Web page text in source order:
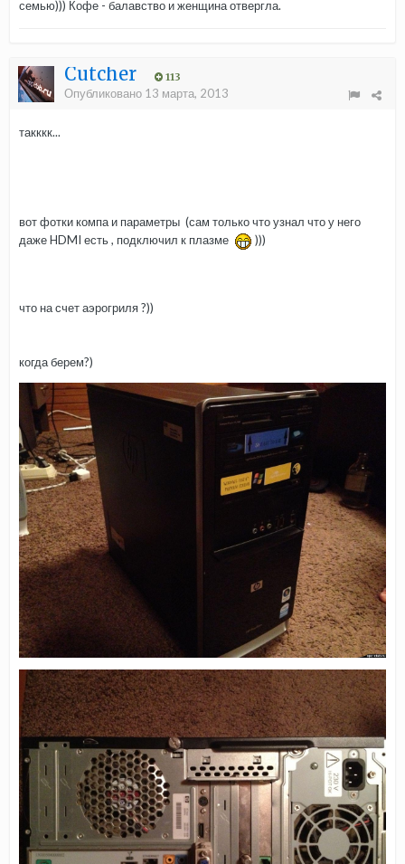
семью))) Кофе - балавство и женщина отвергла.
Cutcher 113
Опубликовано 13 марта, 2013
такккк...
вот фотки компа и параметры (сам только что узнал что у него
даже HDMI есть , подключил к плазме
)))
что на счет аэрогриля ?))
когда берем?)